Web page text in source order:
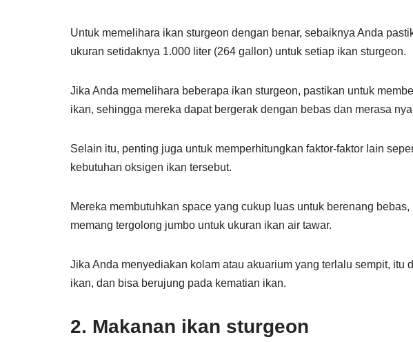
Untuk memelihara ikan sturgeon dengan benar, sebaiknya Anda
ukuran setidaknya 1.000 liter (264 gallon) untuk setiap ikan sturgeon.
Jika Anda memelihara beberapa ikan sturgeon, pastikan untuk
ikan, sehingga mereka dapat bergerak dengan bebas dan merasa
Selain itu, penting juga untuk memperhitungkan faktor-faktor lain
kebutuhan oksigen ikan tersebut.
Mereka membutuhkan space yang cukup luas untuk berenang
memang tergolong jumbo untuk ukuran ikan air tawar.
Jika Anda menyediakan kolam atau akuarium yang terlalu sempit, itu
ikan, dan bisa berujung pada kematian ikan.
2. Makanan ikan sturgeon